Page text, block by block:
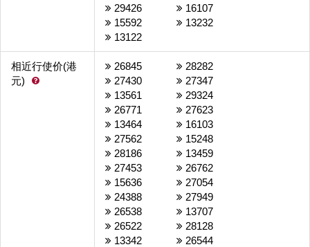
29426
16107
15592
13232
13122
相近行使价(港
元)

26845
28282
27430
27347
13561
29324
26771
27623
13464
16103
27562
15248
28186
13459
27453
26762
15636
27054
24388
27949
26538
13707
26522
28128
13342
26544